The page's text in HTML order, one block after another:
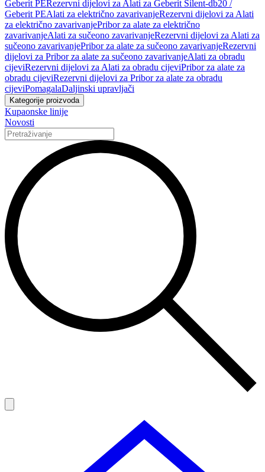
Geberit PERezervni dijelovi za Alati za Geberit Silent-db20 /
Geberit PEAlati za električno zavarivanjeRezervni dijelovi za Alati
za električno zavarivanjePribor za alate za električno
zavarivanjeAlati za sučeono zavarivanjeRezervni dijelovi za Alati za
sučeono zavarivanjePribor za alate za sučeono zavarivanjeRezervni
dijelovi za Pribor za alate za sučeono zavarivanjeAlati za obradu
cijeviRezervni dijelovi za Alati za obradu cijeviPribor za alate za
obradu cijeviRezervni dijelovi za Pribor za alate za obradu
cijeviPomagalaDaljinski upravljači
Kategorije proizvoda
Kupaonske linije
Novosti